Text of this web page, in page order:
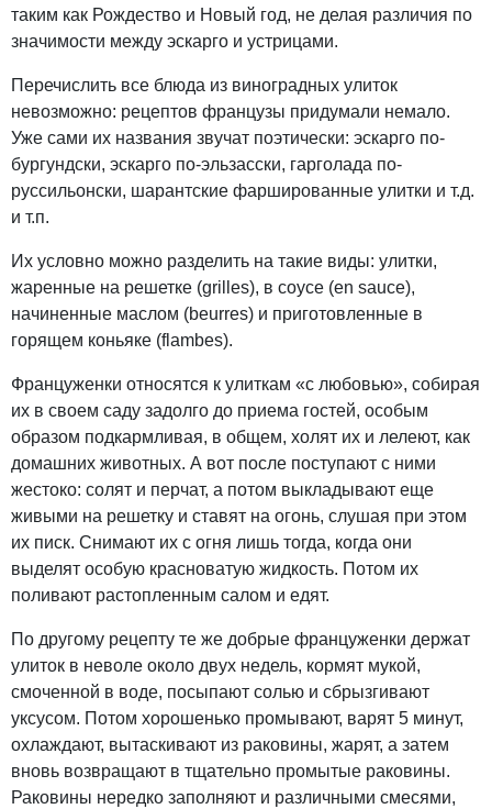
таким как Рождество и Новый год, не делая различия по
значимости между эскарго и устрицами.
Перечислить все блюда из виноградных улиток
невозможно: рецептов французы придумали немало.
Уже сами их названия звучат поэтически: эскарго по-
бургундски, эскарго по-эльзасски, гарголада по-
руссильонски, шарантские фаршированные улитки и т.д.
и т.п.
Их условно можно разделить на такие виды: улитки,
жаренные на решетке (grilles), в соусе (en sauce),
начиненные маслом (beurres) и приготовленные в
горящем коньяке (flambes).
Француженки относятся к улиткам «с любовью», собирая
их в своем саду задолго до приема гостей, особым
образом подкармливая, в общем, холят их и лелеют, как
домашних животных. А вот после поступают с ними
жестоко: солят и перчат, а потом выкладывают еще
живыми на решетку и ставят на огонь, слушая при этом
их писк. Снимают их с огня лишь тогда, когда они
выделят особую красноватую жидкость. Потом их
поливают растопленным салом и едят.
По другому рецепту те же добрые француженки держат
улиток в неволе около двух недель, кормят мукой,
смоченной в воде, посыпают солью и сбрызгивают
уксусом. Потом хорошенько промывают, варят 5 минут,
охлаждают, вытаскивают из раковины, жарят, а затем
вновь возвращают в тщательно промытые раковины.
Раковины нередко заполняют и различными смесями,